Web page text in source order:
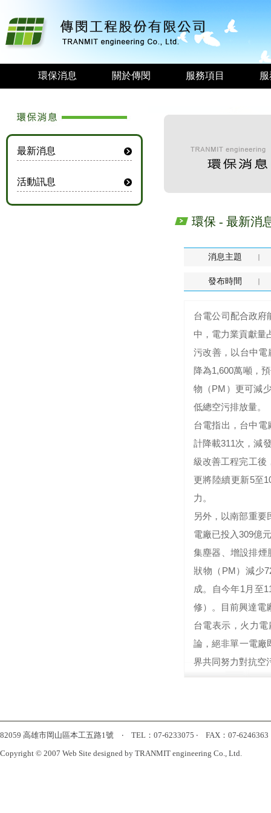
環保消息 關於傳閔 服務項目
最新消息
活動訊息
環保 - 最新消
消息主題
發布時間
台電公司配合政府
中，電力業貢獻量
污改善，以台中電
降為1,600萬噸，
物（PM）更可減
低總空污排放量。
台電指出，台中電
計降載311次，減
級改善工程完工後
更將陸續更新5至
力。
另外，以南部重要
電廠已投入309億
集塵器、增設排煙
狀物（PM）減少
成。自今年1月至
修）。目前興達電
台電表示，火力
論，絕非單一電廠
界共同努力對抗空
82059 高雄市岡山區本工五路1號 ‧ TEL：07-6233075 ‧ FAX：07-
Copyright © 2007 Web Site designed by TRANMIT engineering Co., Ltd.